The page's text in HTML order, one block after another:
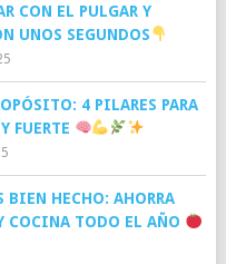
CON EL PULGAR Y
UNOS SEGUNDOS
4 PILARES PARA
FUERTE
BIEN HECHO: AHORRA
COCINA TODO EL AÑO